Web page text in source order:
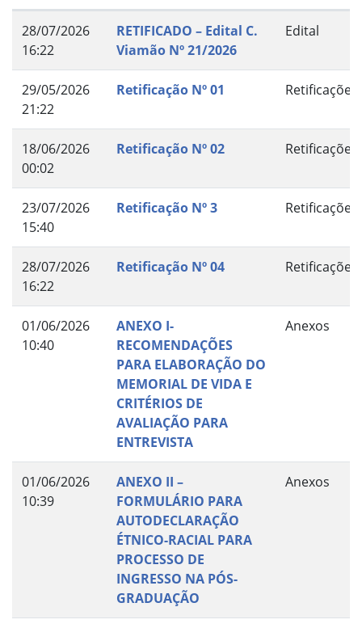
28/07/2026
16:22
RETIFICADO – Edital C.
Viamão Nº 21/2026
Edital
29/05/2026
21:22
Retificação Nº 01 Retificações
18/06/2026
00:02
Retificação Nº 02 Retificações
23/07/2026
15:40
Retificação Nº 3 Retificações
28/07/2026
16:22
Retificação Nº 04 Retificações
01/06/2026
10:40
ANEXO I-
RECOMENDAÇÕES
PARA ELABORAÇÃO DO
MEMORIAL DE VIDA E
CRITÉRIOS DE
AVALIAÇÃO PARA
ENTREVISTA
Anexos
01/06/2026
10:39
ANEXO II –
FORMULÁRIO PARA
AUTODECLARAÇÃO
ÉTNICO-RACIAL PARA
PROCESSO DE
INGRESSO NA PÓS-
GRADUAÇÃO
Anexos